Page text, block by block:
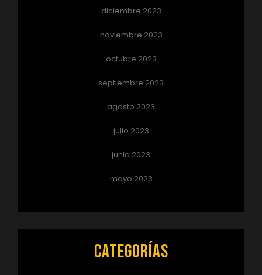
diciembre 2023
noviembre 2023
octubre 2023
septiembre 2023
agosto 2023
julio 2023
junio 2023
mayo 2023
Categorías